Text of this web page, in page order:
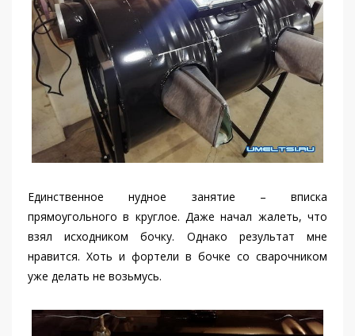
Единственное нудное занятие – вписка
прямоугольного в круглое. Даже начал жалеть, что
взял исходником бочку. Однако результат мне
нравится. Хоть и фортели в бочке со сварочником
уже делать не возьмусь.